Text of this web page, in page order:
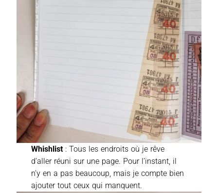
Whishlist : Tous les endroits où je rêve
d’aller réuni sur une page. Pour l’instant, il
n’y en a pas beaucoup, mais je compte bien
ajouter tout ceux qui manquent.